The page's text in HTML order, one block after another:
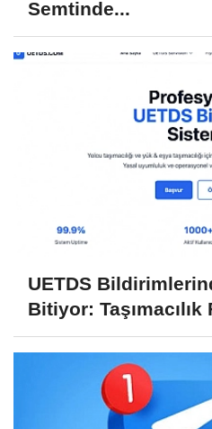
Semtinde...
UETDS
Bitiyor: Taşımacılık